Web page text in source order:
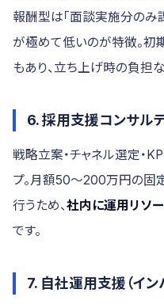
報酬型は「面談実施分のみ
が極めて低いのが特徴。初
もあり、立ち上げ時の負担
6. 採用支援コンサル
戦略立案・チャネル選定・
プ。月額50〜200万円の固
行うため、社内に運用リソ
です。
7. 自社運用支援（イン